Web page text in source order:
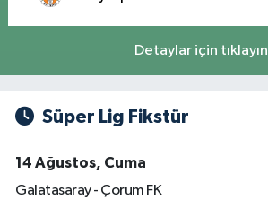
Detaylar için tıklayın
Süper Lig Fikstür
14 Ağustos, Cuma
Galatasaray - Çorum FK